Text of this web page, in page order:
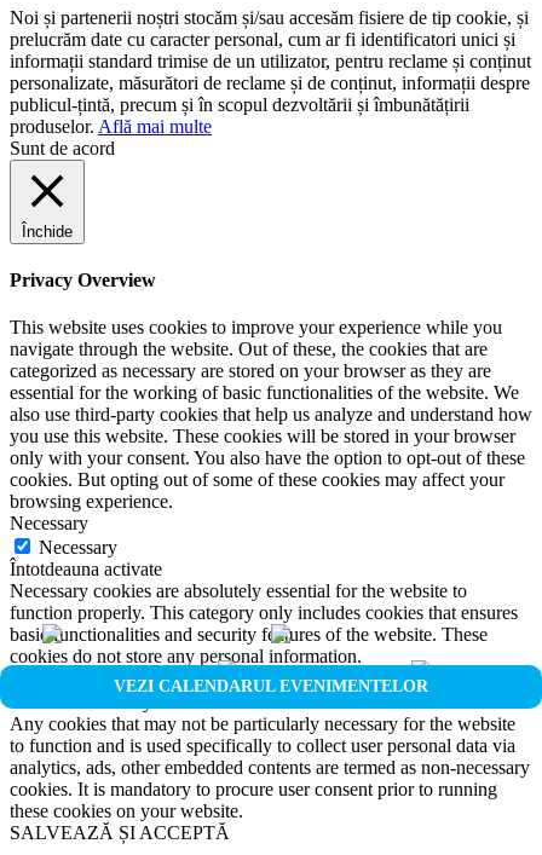
VEZI CALENDARUL EVENIMENTELOR
Noi și partenerii noștri stocăm și/sau accesăm fisiere de tip cookie, și
prelucrăm date cu caracter personal, cum ar fi identificatori unici și
informații standard trimise de un utilizator, pentru reclame și conținut
personalizate, măsurători de reclame și de conținut, informații despre
publicul-țintă, precum și în scopul dezvoltării și îmbunătățirii
produselor. Află mai multe
Sunt de acord
Închide
Privacy Overview
This website uses cookies to improve your experience while you
navigate through the website. Out of these, the cookies that are
categorized as necessary are stored on your browser as they are
essential for the working of basic functionalities of the website. We
also use third-party cookies that help us analyze and understand how
you use this website. These cookies will be stored in your browser
only with your consent. You also have the option to opt-out of these
cookies. But opting out of some of these cookies may affect your
browsing experience.
Necessary
Necessary
Întotdeauna activate
Necessary cookies are absolutely essential for the website to
function properly. This category only includes cookies that ensures
basic functionalities and security features of the website. These
cookies do not store any personal information.
Non-necessary
Any cookies that may not be particularly necessary for the website
to function and is used specifically to collect user personal data via
analytics, ads, other embedded contents are termed as non-necessary
cookies. It is mandatory to procure user consent prior to running
these cookies on your website.
SALVEAZĂ ȘI ACCEPTĂ